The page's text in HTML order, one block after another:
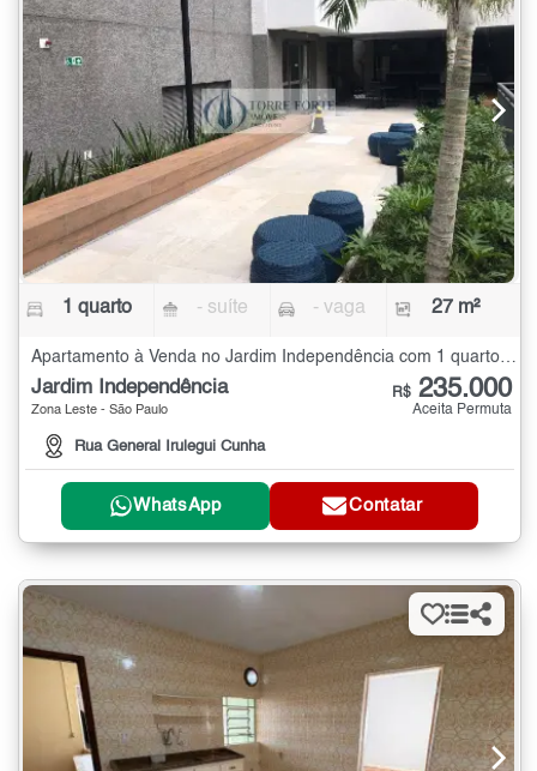
1 quarto - suíte - vaga 27 m²
Apartamento à Venda no Jardim Independência com 1 quarto - 27 m²
Jardim Independência
Zona Leste - São Paulo
Rua General Irulegui Cunha
R$ 235.000
Aceita Permuta
WhatsApp Contatar